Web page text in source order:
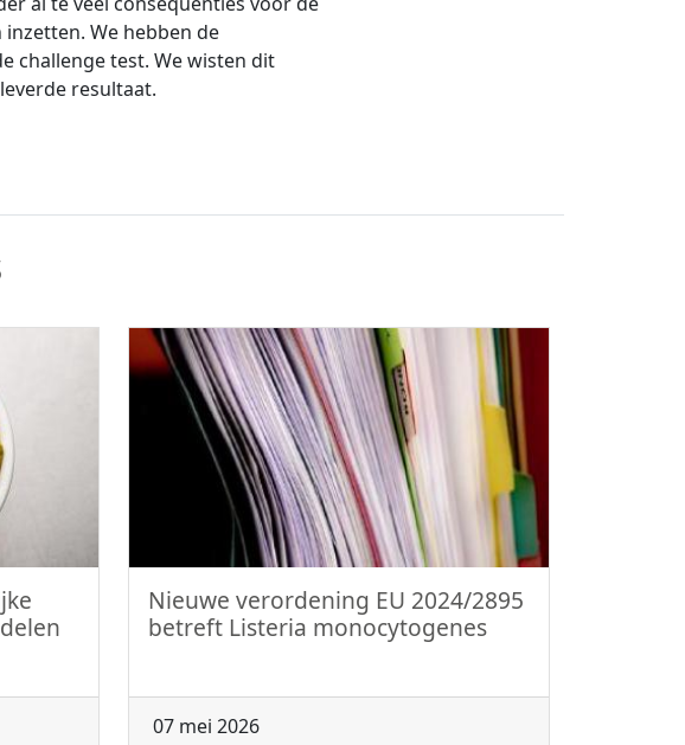
We hebben de
challenge test. We wisten dit
resultaat.
Nieuwe verordening EU 2024/2895
betreft Listeria monocytogenes
07 mei 2026